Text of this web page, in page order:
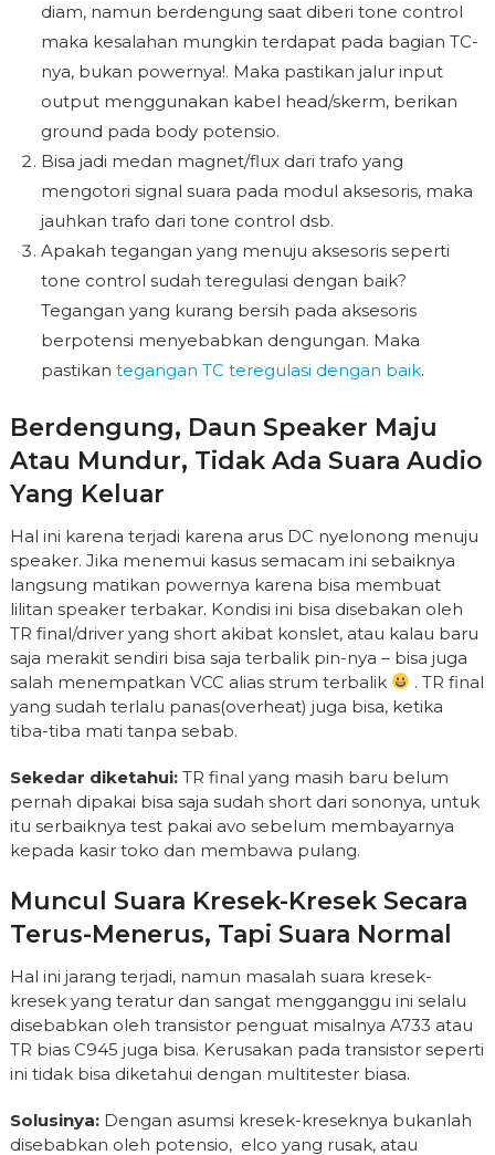
diam, namun berdengung saat diberi tone control
maka kesalahan mungkin terdapat pada bagian TC-
nya, bukan powernya!. Maka pastikan jalur input
output menggunakan kabel head/skerm, berikan
ground pada body potensio.
Bisa jadi medan magnet/flux dari trafo yang
mengotori signal suara pada modul aksesoris, maka
jauhkan trafo dari tone control dsb.
Apakah tegangan yang menuju aksesoris seperti
tone control sudah teregulasi dengan baik?
Tegangan yang kurang bersih pada aksesoris
berpotensi menyebabkan dengungan. Maka
pastikantegangan TC teregulasi dengan baik.
Berdengung, Daun Speaker Maju
Atau Mundur, Tidak Ada Suara Audio
Yang Keluar
Hal ini karena terjadi karena arus DC nyelonong menuju
speaker. Jika menemui kasus semacam ini sebaiknya
langsung matikan powernya karena bisa membuat
lilitan speaker terbakar. Kondisi ini bisa disebakan oleh
TR final/driver yang short akibat konslet, atau kalau baru
saja merakit sendiri bisa saja terbalik pin-nya – bisa juga
salah menempatkan VCC alias strum terbalik
. TR final
yang sudah terlalu panas(overheat) juga bisa, ketika
tiba-tiba mati tanpa sebab.
Sekedar diketahui:TR final yang masih baru belum
pernah dipakai bisa saja sudah short dari sononya, untuk
itu serbaiknya test pakai avo sebelum membayarnya
kepada kasir toko dan membawa pulang.
Muncul Suara Kresek-Kresek Secara
Terus-Menerus, Tapi Suara Normal
Hal ini jarang terjadi, namun masalah suara kresek-
kresek yang teratur dan sangat mengganggu ini selalu
disebabkan oleh transistor penguat misalnya A733 atau
TR bias C945 juga bisa. Kerusakan pada transistor seperti
ini tidak bisa diketahui dengan multitester biasa.
Solusinya: Dengan asumsi kresek-kreseknya bukanlah
disebabkan oleh potensio, elco yang rusak, atau